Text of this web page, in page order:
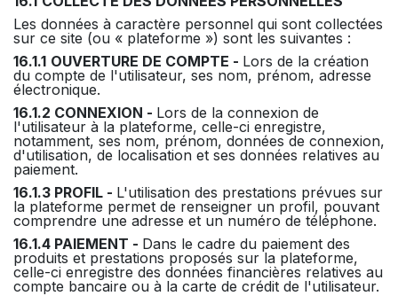
Les données à caractère personnel qui sont collectées
sur ce site (ou « plateforme ») sont les suivantes :
16.1.1 OUVERTURE DE COMPTE - Lors de la création
du compte de l'utilisateur, ses nom, prénom, adresse
électronique.
16.1.2 CONNEXION - Lors de la connexion de
l'utilisateur à la plateforme, celle-ci enregistre,
notamment, ses nom, prénom, données de connexion,
d'utilisation, de localisation et ses données relatives au
paiement.
16.1.3 PROFIL - L'utilisation des prestations prévues sur
la plateforme permet de renseigner un profil, pouvant
comprendre une adresse et un numéro de téléphone.
16.1.4 PAIEMENT - Dans le cadre du paiement des
produits et prestations proposés sur la plateforme,
celle-ci enregistre des données financières relatives au
compte bancaire ou à la carte de crédit de l'utilisateur.